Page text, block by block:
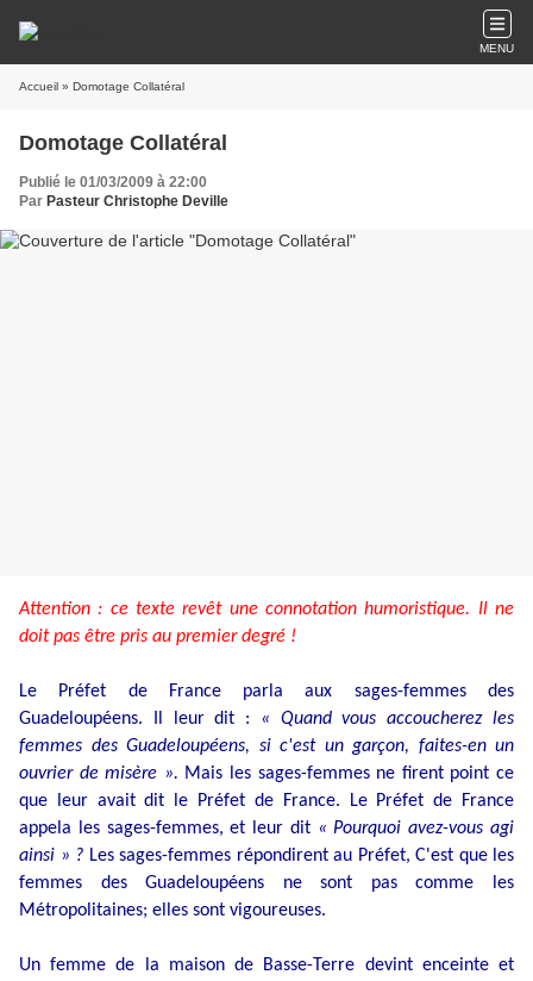
MENU
Accueil » Domotage Collatéral
Domotage Collatéral
Publié le 01/03/2009 à 22:00
Par Pasteur Christophe Deville
Attention : ce texte revêt une connotation humoristique. Il ne
doit pas être pris au premier degré !
Le Préfet de France parla aux sages-femmes des
Guadeloupéens. Il leur dit : « Quand vous accoucherez les
femmes des Guadeloupéens, si c'est un garçon, faites-en un
ouvrier de misère ». Mais les sages-femmes ne firent point ce
que leur avait dit le Préfet de France. Le Préfet de France
appela les sages-femmes, et leur dit « Pourquoi avez-vous agi
ainsi » ? Les sages-femmes répondirent au Préfet, C'est que les
femmes des Guadeloupéens ne sont pas comme les
Métropolitaines; elles sont vigoureuses.
Un femme de la maison de Basse-Terre devint enceinte et